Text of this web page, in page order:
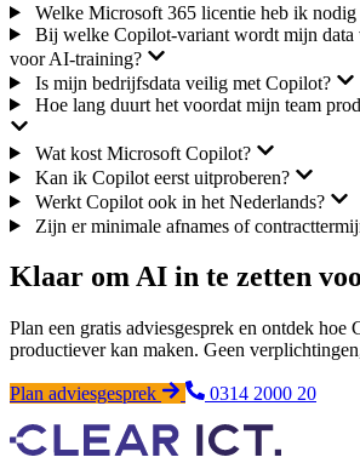
Welke Microsoft 365 licentie heb ik
Bij welke Copilot-variant wordt mijn data
voor AI-training?
Is mijn bedrijfsdata veilig met Copilot?
Hoe lang duurt het voordat mijn team
Wat kost Microsoft Copilot?
Kan ik Copilot eerst uitproberen?
Werkt Copilot ook in het Nederlands?
Zijn er minimale afnames of
Klaar om AI in te zetten
Plan een gratis adviesgesprek en ontdek hoe
productiever kan maken. Geen
Plan adviesgesprek 0314 2000 20